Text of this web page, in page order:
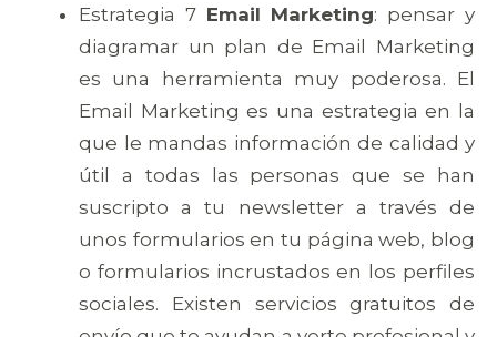
Estrategia 7 Email Marketing: pensar y
diagramar un plan de Email Marketing
es una herramienta muy poderosa. El
Email Marketing es una estrategia en la
que le mandas información de calidad y
útil a todas las personas que se han
suscripto a tu newsletter a través de
unos formularios en tu página web, blog
o formularios incrustados en los perfiles
sociales. Existen servicios gratuitos de